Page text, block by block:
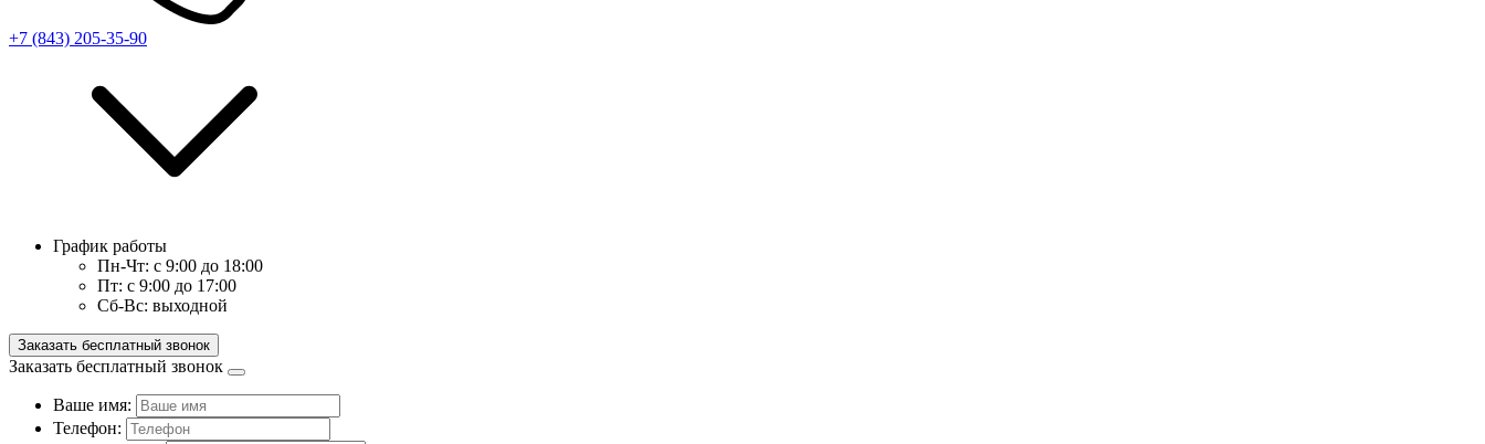
+7 (843) 205-35-90
График работы
Пн-Чт: с 9:00 до 18:00
Пт: с 9:00 до 17:00
Сб-Вс: выходной
Заказать бесплатный звонок
Заказать бесплатный звонок
Ваше имя:
Телефон: